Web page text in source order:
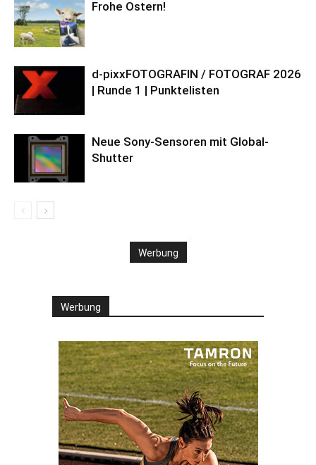
Frohe Ostern!
d-pixxFOTOGRAFIN / FOTOGRAF 2026
| Runde 1 | Punktelisten
Neue Sony-Sensoren mit Global-
Shutter
Werbung
Werbung